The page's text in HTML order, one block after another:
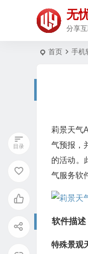
无
分享
首页 手机
莉景天气
气预报，
的活动。
气服务软
软件描述
特殊景观